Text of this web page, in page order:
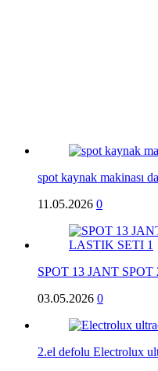
spot kaynak makinası
11.05.2026 0
SPOT 13 JANT
03.05.2026 0
2.el defolu Electrolux